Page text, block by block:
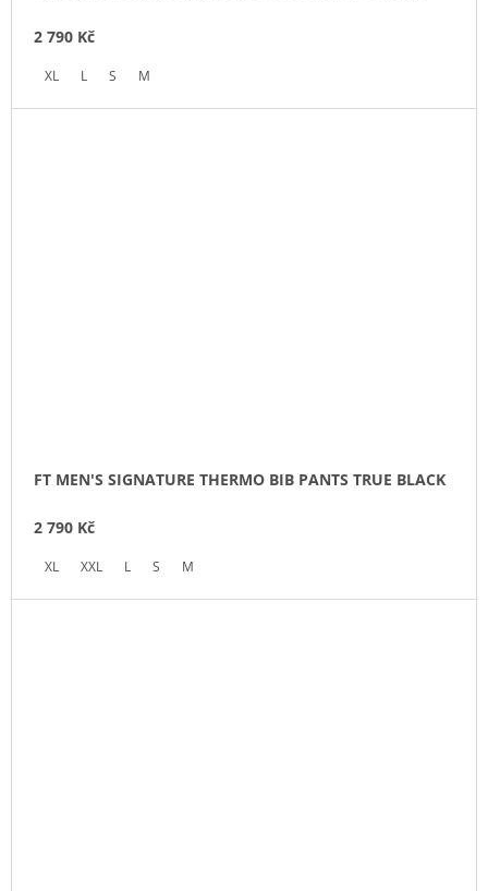
2 790 Kč
XL L S M
FT MEN'S SIGNATURE THERMO BIB PANTS TRUE BLACK
2 790 Kč
XL XXL L S M